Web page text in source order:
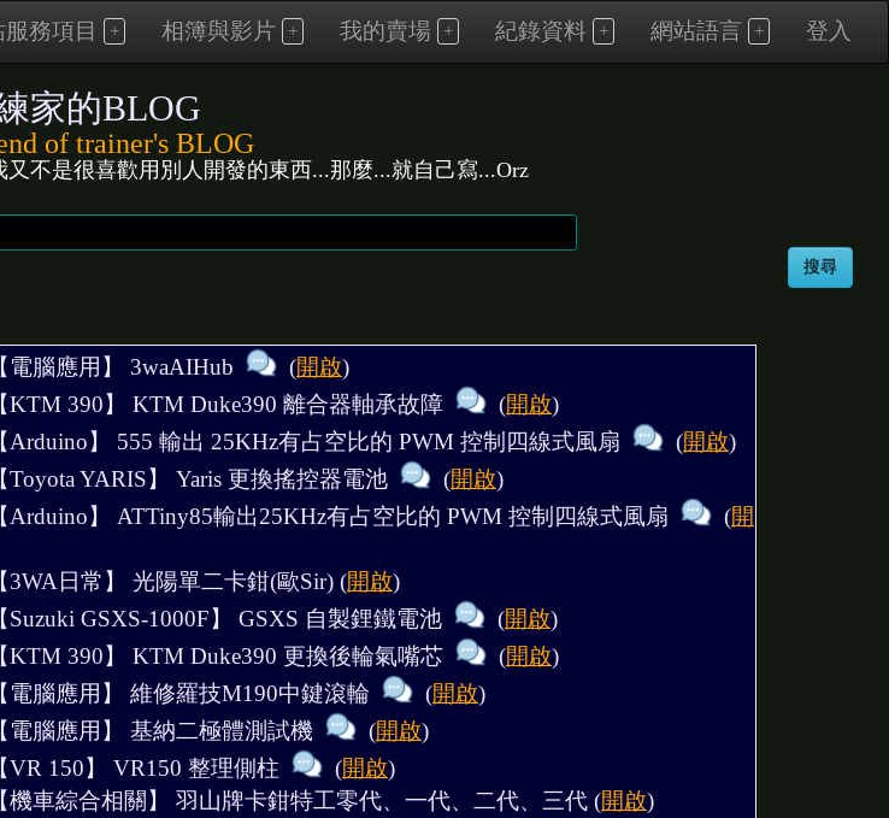
務項目 相簿與影片 我的賣場 紀錄資料 網站語言 登入
家的BLOG
of trainer's BLOG
不是很喜歡用別人開發的東西...那麼...就自己寫...Orz
腦應用】 3waAIHub (開啟)
390】 KTM Duke390 離合器軸承故障 (開啟)
】 555 輸出 25KHz有占空比的 PWM 控制四線式風扇 (開啟)
YARIS】 Yaris 更換搖控器電池 (開啟)
】 ATTiny85輸出25KHz有占空比的 PWM 控制四線式風扇 (開
日常】 光陽單二卡鉗(歐Sir) (開啟)
GSXS-1000F】 GSXS 自製鋰鐵電池 (開啟)
390】 KTM Duke390 更換後輪氣嘴芯 (開啟)
腦應用】 維修羅技M190中鍵滾輪 (開啟)
腦應用】 基納二極體測試機 (開啟)
150】 VR150 整理側柱 (開啟)
車綜合相關】 羽山牌卡鉗特工零代、一代、二代、三代 (開啟)